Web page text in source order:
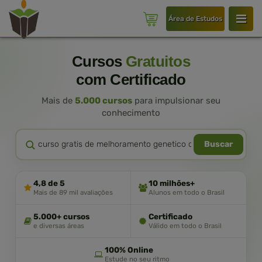
Área de Estudos
Cursos Gratuitos
com Certificado
Mais de 5.000 cursos para impulsionar seu
conhecimento
Buscar
4,8 de 5
Mais de 89 mil avaliações
10 milhões+
Alunos em todo o Brasil
5.000+ cursos
e diversas áreas
Certificado
Válido em todo o Brasil
100% Online
Estude no seu ritmo